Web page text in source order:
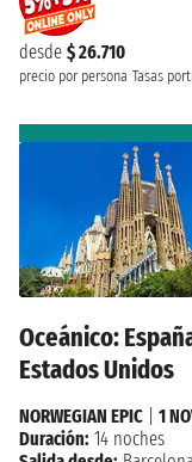
desde $ 26.710
precio por persona Tasas
Oceánico:
Estados Unidos
NORWEGIAN EPIC
1
Duración: 14 noches